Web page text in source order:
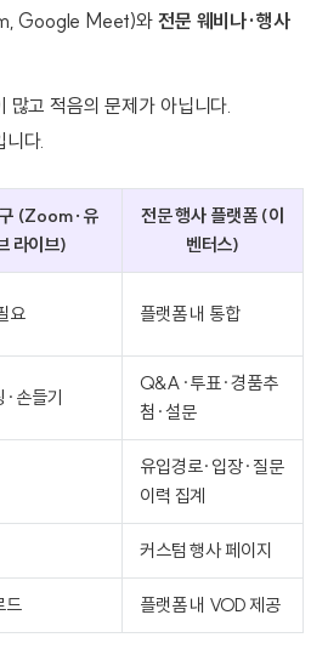
Google Meet)와전문 웨비나·행사
많고 적음의 문제가 아닙니다.
니다.
(Zoom·유
라이브)
전문 행사 플랫폼 (이
벤터스)
요 플랫폼 내 통합
·손들기
Q&A·투표·경품추
첨·설문
유입경로·입장·질문
이력 집계
커스텀 행사 페이지
드 플랫폼 내 VOD 제공